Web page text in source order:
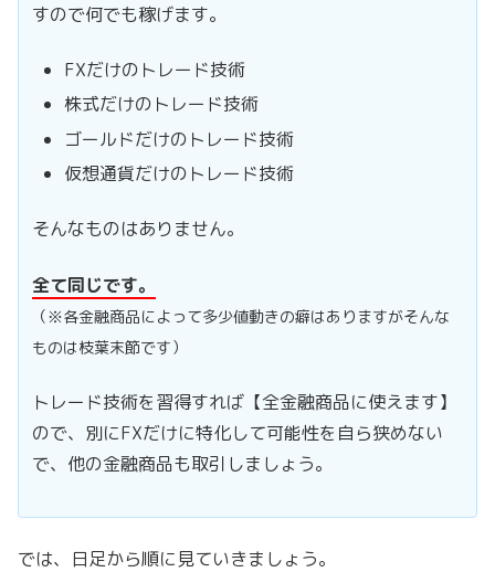
すので何でも稼げます。
FXだけのトレード技術
株式だけのトレード技術
ゴールドだけのトレード技術
仮想通貨だけのトレード技術
そんなものはありません。
全て同じです。
（※各金融商品によって多少値動きの癖はありますがそんな
ものは枝葉末節です）
トレード技術を習得すれば【全金融商品に使えます】
ので、別にFXだけに特化して可能性を自ら狭めない
で、他の金融商品も取引しましょう。
では、日足から順に見ていきましょう。